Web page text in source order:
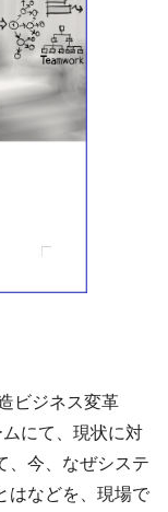
ビジネス変革
にて、現状に対
、今、なぜシステ
はなどを、現場で